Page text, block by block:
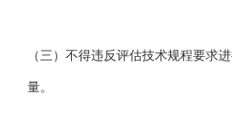
（三）不得违反评估技术规程要求
量。